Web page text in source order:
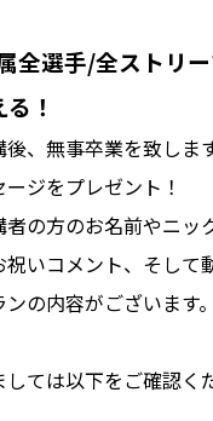
全選手/全ストリ
！
、無事卒業を致しま
ジをプレゼント！
者の方のお名前やニ
祝いコメント、そし
の内容がございます。
ては以下をご確認く